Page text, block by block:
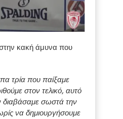
κακή άμυνα που
τρία που παίξαμε
στον τελικό, αυτό
διαβάσαμε σωστά την
να δημιουργήσουμε